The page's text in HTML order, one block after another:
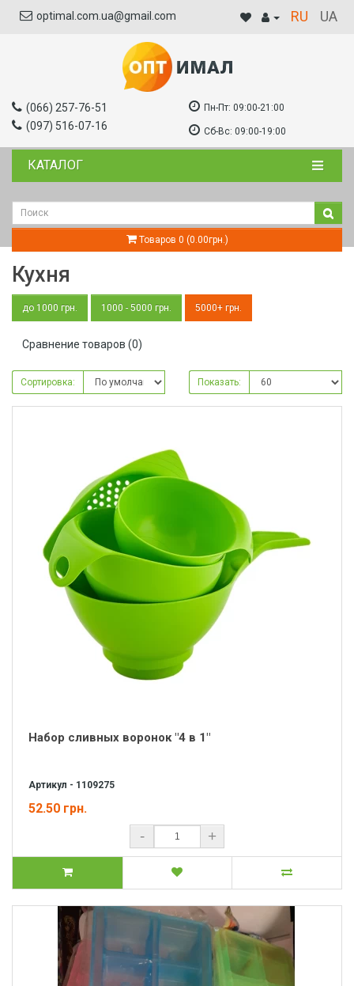
optimal.com.ua@gmail.com RU UA
(066) 257-76-51
(097) 516-07-16
Пн-Пт: 09:00-21:00
Сб-Вс: 09:00-19:00
КАТАЛОГ
Товаров 0 (0.00грн.)
Кухня
до 1000 грн. 1000 - 5000 грн. 5000+ грн.
Сравнение товаров (0)
Сортировка: Показать:
Набор сливных воронок "4 в 1"
Артикул - 1109275
52.50 грн.
- +